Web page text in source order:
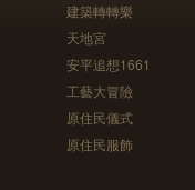
建築轉轉樂
天地宮
安平追想1661
工藝大冒險
原住民儀式
原住民服飾